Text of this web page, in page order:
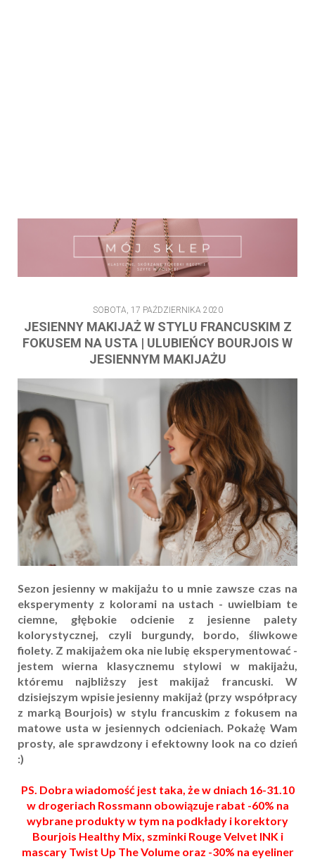
SOBOTA, 17 PAŹDZIERNIKA 2020
JESIENNY MAKIJAŻ W STYLU FRANCUSKIM Z
FOKUSEM NA USTA | ULUBIEŃCY BOURJOIS W
JESIENNYM MAKIJAŻU
Sezon jesienny w makijażu to u mnie zawsze czas na
eksperymenty z kolorami na ustach - uwielbiam te
ciemne, głębokie odcienie z jesienne palety
kolorystycznej, czyli burgundy, bordo, śliwkowe
fiolety. Z makijażem oka nie lubię eksperymentować -
jestem wierna klasycznemu stylowi w makijażu,
któremu najbliższy jest makijaż francuski. W
dzisiejszym wpisie jesienny makijaż (przy współpracy
z marką Bourjois) w stylu francuskim z fokusem na
matowe usta w jesiennych odcieniach. Pokażę Wam
prosty, ale sprawdzony i efektowny look na co dzień
:)
PS. Dobra wiadomość jest taka, że w dniach 16-31.10
w drogeriach Rossmann obowiązuje rabat -60% na
wybrane produkty w tym na podkłady i korektory
Bourjois Healthy Mix, szminki Rouge Velvet INK i
mascary Twist Up The Volume oraz -30% na eyeliner